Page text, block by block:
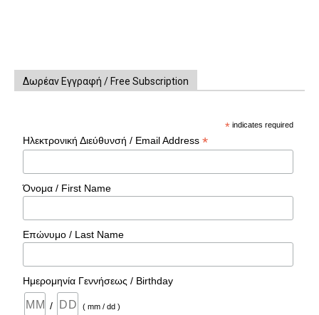
Δωρέαν Εγγραφή / Free Subscription
* indicates required
Ηλεκτρονική Διεύθυνσή / Email Address*
Όνομα / First Name
Επώνυμο / Last Name
Ημερομηνία Γεννήσεως / Birthday
/ ( mm / dd )